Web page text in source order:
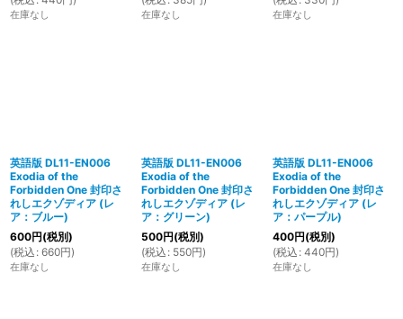
在庫なし 在庫なし 在庫なし
英語版 DL11-EN006
Exodia of the
Forbidden One 封印さ
れしエクゾディア (レ
ア：ブルー)
600円(税別)
(税込 : 660円)
在庫なし
英語版 DL11-EN006
Exodia of the
Forbidden One 封印さ
れしエクゾディア (レ
ア：グリーン)
500円(税別)
(税込 : 550円)
在庫なし
英語版 DL11-EN006
Exodia of the
Forbidden One 封印さ
れしエクゾディア (レ
ア：パープル)
400円(税別)
(税込 : 440円)
在庫なし